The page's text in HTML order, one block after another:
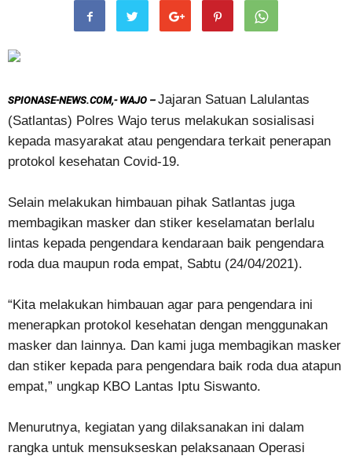
SPIONASE-NEWS.COM,- WAJO – Jajaran Satuan Lalulantas
(Satlantas) Polres Wajo terus melakukan sosialisasi
kepada masyarakat atau pengendara terkait penerapan
protokol kesehatan Covid-19.
Selain melakukan himbauan pihak Satlantas juga
membagikan masker dan stiker keselamatan berlalu
lintas kepada pengendara kendaraan baik pengendara
roda dua maupun roda empat, Sabtu (24/04/2021).
“Kita melakukan himbauan agar para pengendara ini
menerapkan protokol kesehatan dengan menggunakan
masker dan lainnya. Dan kami juga membagikan masker
dan stiker kepada para pengendara baik roda dua atapun
empat,” ungkap KBO Lantas Iptu Siswanto.
Menurutnya, kegiatan yang dilaksanakan ini dalam
rangka untuk mensukseskan pelaksanaan Operasi